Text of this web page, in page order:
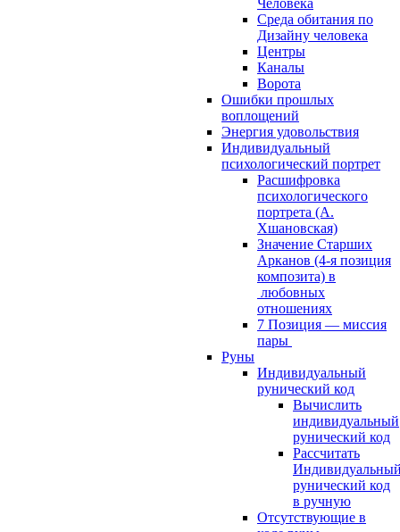
Человека
Среда обитания по
Дизайну человека
Центры
Каналы
Ворота
Ошибки прошлых
воплощений
Энергия удовольствия
Индивидуальный
психологический портрет
Расшифровка
психологического
портрета (А.
Хшановская)
Значение Старших
Арканов (4-я позиция
композита) в
любовных
отношениях
7 Позиция — миссия
пары
Руны
Индивидуальный
рунический код
Вычислить
индивидуальный
рунический код
Рассчитать
рунический код
в ручную
Отсутствующие в